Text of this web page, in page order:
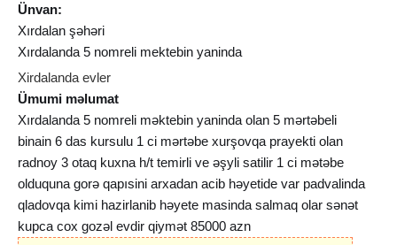
Ünvan:
Xırdalan şəhəri
Xırdalanda 5 nomreli mektebin yaninda
Xirdalanda evler
Ümumi məlumat
Xırdalanda 5 nomreli məktebin yaninda olan 5 mərtəbeli
binain 6 das kursulu 1 ci mərtəbe xurşovqa prayekti olan
radnoy 3 otaq kuxna h/t temirli ve əşyli satilir 1 ci mətəbe
olduquna gorə qapısini arxadan acib həyetide var padvalinda
qladovqa kimi hazirlanib həyete masinda salmaq olar sənət
kupca cox gozəl evdir qiymət 85000 azn